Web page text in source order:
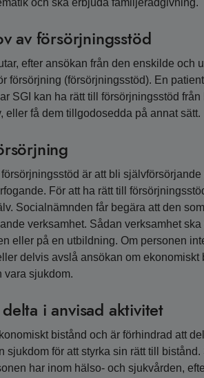
och ska erbjuda familjerådgivning.
av försörjningsstöd
efter ansökan från den enskilde och
försörjning (försörjningsstöd). En
SGI kan ha rätt till försörjningsstöd
eller få dem tillgodosedda på annat sätt.
är att bli
För att ha rätt till
Socialnämnden får begära att den
verksamhet. Sådan verksamhet
eller på en utbildning. Om personen
delvis avslå ansökan om ekonomiskt
vara sjukdom.
i anvisad aktivitet
bistånd och är förhindrad att
sjukdom för att styrka sin rätt till
har inom hälso- och sjukvården,